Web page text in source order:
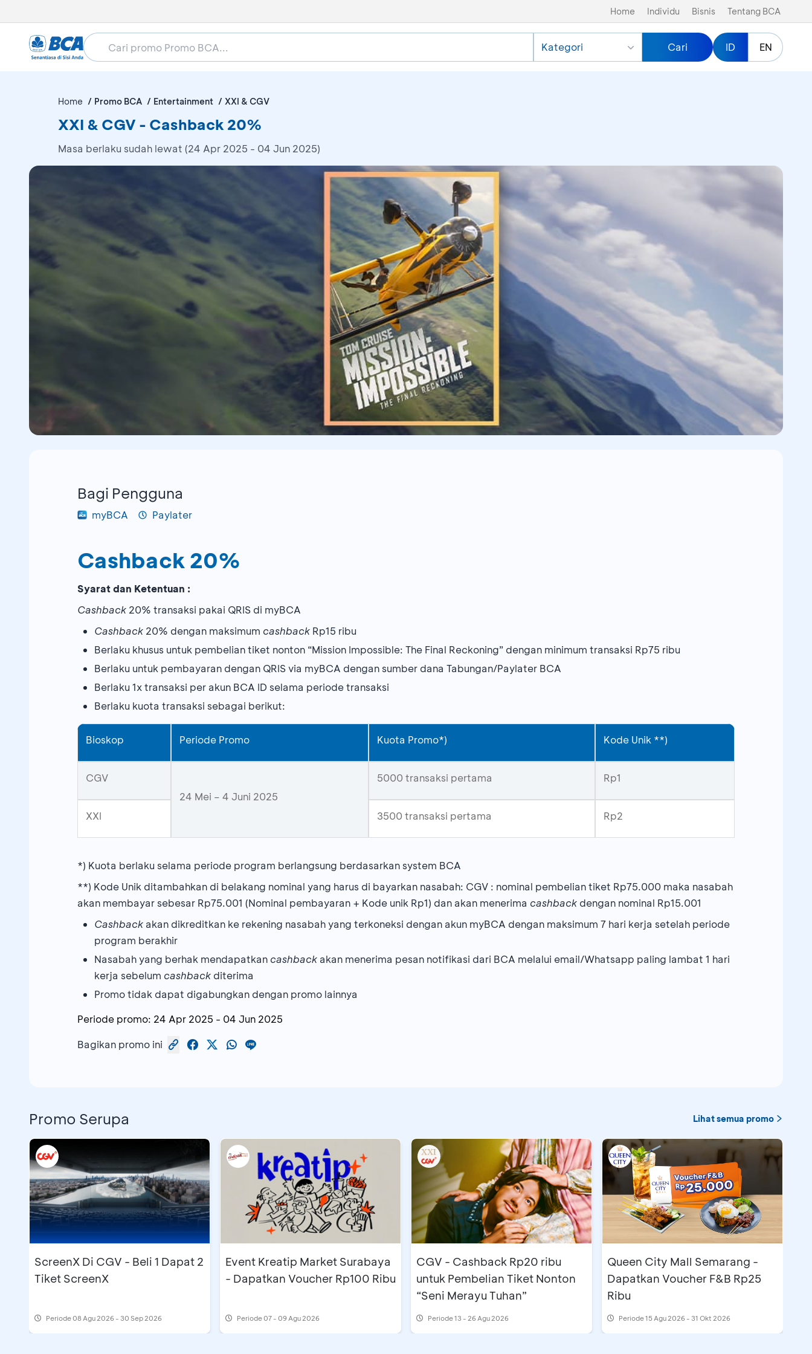
Home Individu Bisnis Tentang BCA
Kategori Cari ID EN
Home Promo BCA Entertainment XXI & CGV
XXI & CGV - Cashback 20%
Masa berlaku sudah lewat (24 Apr 2025 - 04 Jun 2025)
Bagi Pengguna
myBCA Paylater
Cashback 20%
Syarat dan Ketentuan :
Cashback 20% transaksi pakai QRIS di myBCA
Cashback 20% dengan maksimum cashback Rp15 ribu
Berlaku khusus untuk pembelian tiket nonton “Mission Impossible: The Final Reckoning” dengan minimum transaksi Rp75 ribu
Berlaku untuk pembayaran dengan QRIS via myBCA dengan sumber dana Tabungan/Paylater BCA
Berlaku 1x transaksi per akun BCA ID selama periode transaksi
Berlaku kuota transaksi sebagai berikut:
Bioskop Periode Promo Kuota Promo*) Kode Unik **)
CGV
24 Mei – 4 Juni 2025
5000 transaksi pertama Rp1
XXI 3500 transaksi pertama Rp2
*) Kuota berlaku selama periode program berlangsung berdasarkan system BCA
**) Kode Unik ditambahkan di belakang nominal yang harus di bayarkan nasabah: CGV : nominal pembelian tiket Rp75.000 maka nasabah
akan membayar sebesar Rp75.001 (Nominal pembayaran + Kode unik Rp1) dan akan menerima cashback dengan nominal Rp15.001
Cashback akan dikreditkan ke rekening nasabah yang terkoneksi dengan akun myBCA dengan maksimum 7 hari kerja setelah periode
program berakhir
Nasabah yang berhak mendapatkan cashback akan menerima pesan notifikasi dari BCA melalui email/Whatsapp paling lambat 1 hari
kerja sebelum cashback diterima
Promo tidak dapat digabungkan dengan promo lainnya
Periode promo: 24 Apr 2025 - 04 Jun 2025
Bagikan promo ini
Promo Serupa Lihat semua promo
ScreenX Di CGV - Beli 1 Dapat 2
Tiket ScreenX
Periode08 Agu 2026 - 30 Sep 2026
Event Kreatip Market Surabaya
- Dapatkan Voucher Rp100 Ribu
Periode07 - 09 Agu 2026
CGV - Cashback Rp20 ribu
untuk Pembelian Tiket Nonton
“Seni Merayu Tuhan”
Periode13 - 26 Agu 2026
Queen City Mall Semarang -
Dapatkan Voucher F&B Rp25
Ribu
Periode15 Agu 2026 - 31 Okt 2026